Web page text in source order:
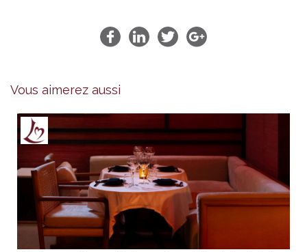
Vous aimerez aussi